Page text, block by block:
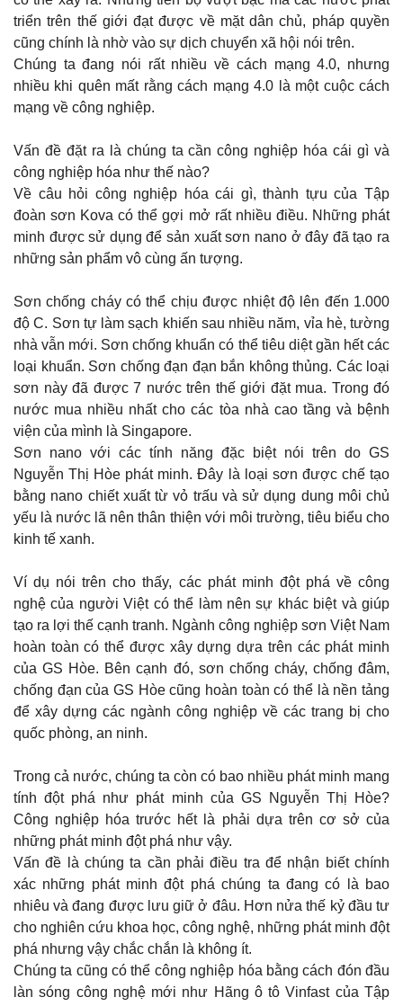
triển trên thế giới đạt được về mặt dân chủ, pháp quyền
cũng chính là nhờ vào sự dịch chuyển xã hội nói trên.
Chúng ta đang nói rất nhiều về cách mạng 4.0, nhưng
nhiều khi quên mất rằng cách mạng 4.0 là một cuộc cách
mạng về công nghiệp.
Vấn đề đặt ra là chúng ta cần công nghiệp hóa cái gì và
công nghiệp hóa như thế nào?
Về câu hỏi công nghiệp hóa cái gì, thành tựu của Tập
đoàn sơn Kova có thể gợi mở rất nhiều điều. Những phát
minh được sử dụng để sản xuất sơn nano ở đây đã tạo ra
những sản phẩm vô cùng ấn tượng.
Sơn chống cháy có thể chịu được nhiệt độ lên đến 1.000
độ C. Sơn tự làm sạch khiến sau nhiều năm, vỉa hè, tường
nhà vẫn mới. Sơn chống khuẩn có thể tiêu diệt gần hết các
loại khuẩn. Sơn chống đạn đạn bắn không thủng. Các loại
sơn này đã được 7 nước trên thế giới đặt mua. Trong đó
nước mua nhiều nhất cho các tòa nhà cao tầng và bệnh
viện của mình là Singapore.
Sơn nano với các tính năng đặc biệt nói trên do GS
Nguyễn Thị Hòe phát minh. Đây là loại sơn được chế tạo
bằng nano chiết xuất từ vỏ trấu và sử dụng dung môi chủ
yếu là nước lã nên thân thiện với môi trường, tiêu biểu cho
kinh tế xanh.
Ví dụ nói trên cho thấy, các phát minh đột phá về công
nghệ của người Việt có thể làm nên sự khác biệt và giúp
tạo ra lợi thế cạnh tranh. Ngành công nghiệp sơn Việt Nam
hoàn toàn có thể được xây dựng dựa trên các phát minh
của GS Hòe. Bên cạnh đó, sơn chống cháy, chống đâm,
chống đạn của GS Hòe cũng hoàn toàn có thể là nền tảng
để xây dựng các ngành công nghiệp về các trang bị cho
quốc phòng, an ninh.
Trong cả nước, chúng ta còn có bao nhiều phát minh mang
tính đột phá như phát minh của GS Nguyễn Thị Hòe?
Công nghiệp hóa trước hết là phải dựa trên cơ sở của
những phát minh đột phá như vậy.
Vấn đề là chúng ta cần phải điều tra để nhận biết chính
xác những phát minh đột phá chúng ta đang có là bao
nhiêu và đang được lưu giữ ở đâu. Hơn nửa thế kỷ đầu tư
cho nghiên cứu khoa học, công nghệ, những phát minh đột
phá nhưng vậy chắc chắn là không ít.
Chúng ta cũng có thể công nghiệp hóa bằng cách đón đầu
làn sóng công nghệ mới như Hãng ô tô Vinfast của Tập